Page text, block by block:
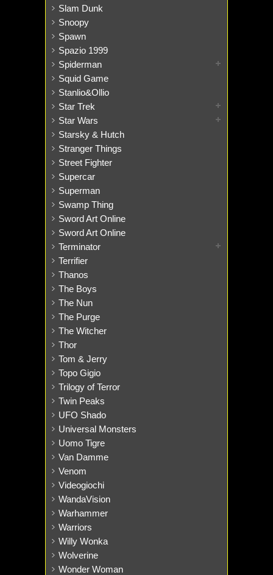
Slam Dunk
Snoopy
Spawn
Spazio 1999
Spiderman
Squid Game
Stanlio&Ollio
Star Trek
Star Wars
Starsky & Hutch
Stranger Things
Street Fighter
Supercar
Superman
Swamp Thing
Sword Art Online
Sword Art Online
Terminator
Terrifier
Thanos
The Boys
The Nun
The Purge
The Witcher
Thor
Tom & Jerry
Topo Gigio
Trilogy of Terror
Twin Peaks
UFO Shado
Universal Monsters
Uomo Tigre
Van Damme
Venom
Videogiochi
WandaVision
Warhammer
Warriors
Willy Wonka
Wolverine
Wonder Woman